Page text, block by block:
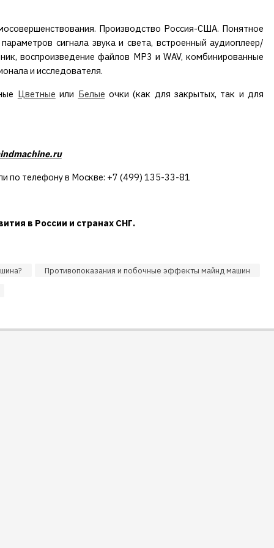
Производство Россия-США. Понятное
сигнала звука и света, встроенный аудиоплеер/
воспроизведение файлов MP3 и WAV, комбинированные
и исследователя.
Цветные или Белые очки (как для закрытых, так и для
по телефону в Москве: +7 (499) 135-33-81
в России и странах СНГ.
Противопоказания и побочные эффекты майнд машин